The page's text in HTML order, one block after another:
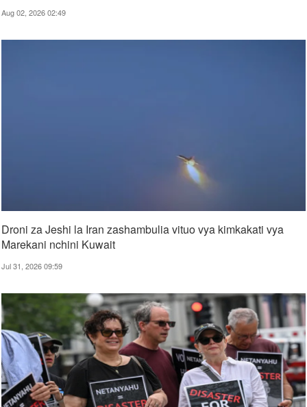
Aug 02, 2026 02:49
Droni za Jeshi la Iran zashambulia vituo vya kimkakati vya
Marekani nchini Kuwait
Jul 31, 2026 09:59